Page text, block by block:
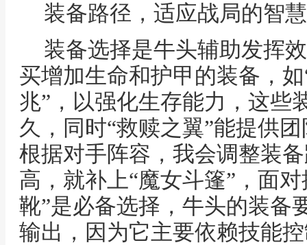
装备路径，适应战局的智
装备选择是牛头辅助发挥
买增加生命和护甲的装备，
兆”，以强化生存能力，这些
久，同时“救赎之翼”能提供
根据对手阵容，我会调整装
高，就补上“魔女斗篷”，面
靴”是必备选择，牛头的装备
输出，因为它主要依赖技能